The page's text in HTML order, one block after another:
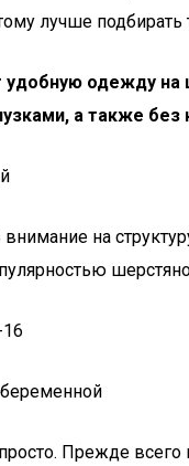
лучше
одежду на
а также без
на
Прежде